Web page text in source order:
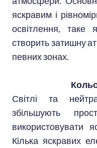
яскравим і
освітлення, таке
створить затишну
певних зонах.
Світлі та
збільшують
використовувати
Кілька яскравих